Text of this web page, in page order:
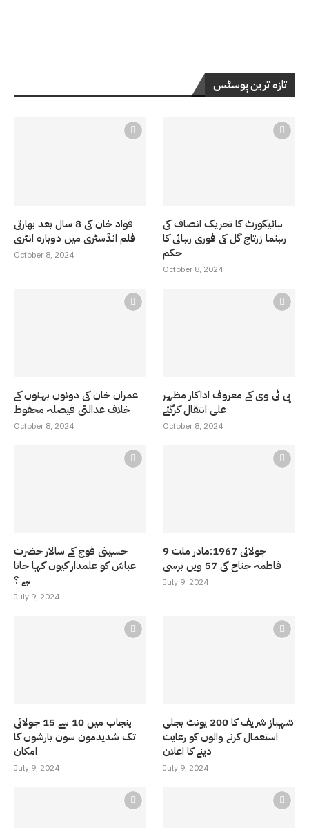
تازہ ترین پوسٹس
فواد خان کی 8 سال بعد بھارتی
فلم انڈسٹری میں دوبارہ انٹری
October 8, 2024
ہائیکورٹ کا تحریک انصاف کی
رہنما زرتاج گل کی فوری رہائی کا
حکم
October 8, 2024
عمران خان کی دونوں بہنوں کے
خلاف عدالتی فیصلہ محفوظ
October 8, 2024
پی ٹی وی کے معروف اداکار مظہر
علی انتقال کرگئے
October 8, 2024
حسینی فوج کے سالار حضرت
عباسّ کو علمدار کیوں کہا جاتا
ہے ؟
July 9, 2024
9 جولائی 1967:مادر ملت
فاطمہ جناح کی 57 ویں برسی
July 9, 2024
پنجاب میں 10 سے 15 جولائی
تک شدیدمون سون بارشوں کا
امکان
July 9, 2024
شہباز شریف کا 200 یونٹ بجلی
استعمال کرنے والوں کو رعایت
دینے کا اعلان
July 9, 2024